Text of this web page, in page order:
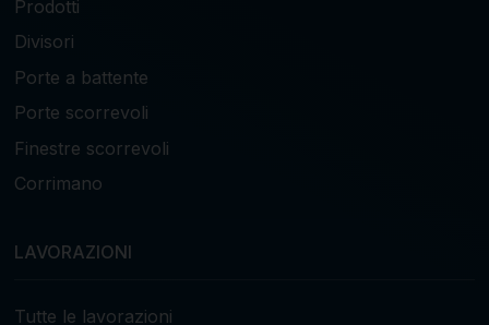
Prodotti
Divisori
Porte a battente
Porte scorrevoli
Finestre scorrevoli
Corrimano
LAVORAZIONI
Tutte le lavorazioni